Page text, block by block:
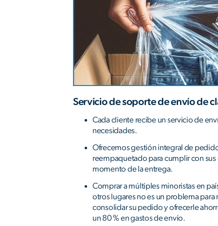
Servicio de soporte de envío de
Cada cliente recibe un servicio de
necesidades.
Ofrecemos gestión integral de
reempaquetado para cumplir con
momento de la entrega.
Comprar a múltiples minoristas en
otros lugares no es un problema
consolidar su pedido y ofrecerle
un 80 % en gastos de envío.